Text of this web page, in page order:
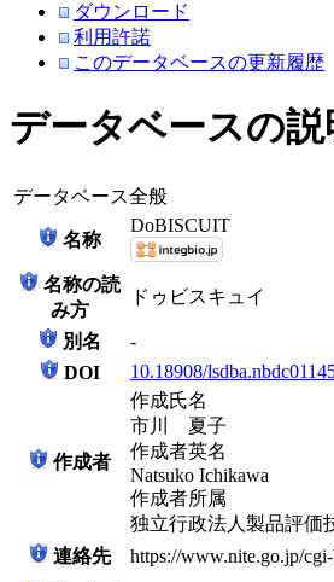
ダウンロード
利用許諾
このデータベースの更新履歴
データベースの説
データベース全般
名称
DoBISCUIT
名称の読
み方
ドゥビスキュイ
別名
-
DOI
10.18908/
作成者
作成氏名
市川 夏子
作成者英名
Natsuko Ichikawa
作成者所属
独立行政法人製品評価
連絡先
https://www.nite.go.jp/